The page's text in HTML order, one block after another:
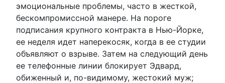
эмоциональные проблемы, часто в жесткой,
бескомпромиссной манере. На пороге
подписания крупного контракта в Нью-Йорке,
ее неделя идет наперекосяк, когда в ее студии
объявляют о взрыве. Затем на следующий день
ее телефонные линии блокирует Эдвард,
обиженный и, по-видимому, жестокий муж;